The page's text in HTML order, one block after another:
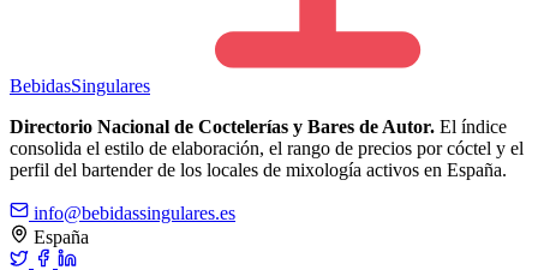
BebidasSingulares
Directorio Nacional de Coctelerías y Bares de Autor. El índice
consolida el estilo de elaboración, el rango de precios por cóctel y el
perfil del bartender de los locales de mixología activos en España.
info@bebidassingulares.es
España